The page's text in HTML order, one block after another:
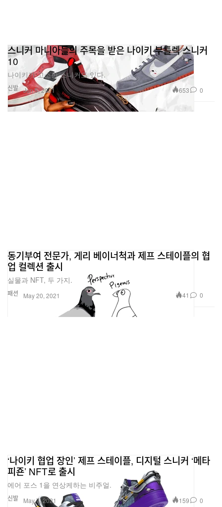
신발
스니커 마니아들의 주목을 받은 나이키 부틀렉 스니커
10
나이키가 고소한 스니커도 있다.
Jun 5, 2021 653 0
패션
동기부여 전문가, 게리 베이너척과 제프 스테이플의 협
업 컬렉션 출시
실물과 NFT, 두 가지.
May 20, 2021 41 0
신발
‘나이키 협업 장인’ 제프 스테이플, 디지털 스니커 ‘메타
피죤’ NFT로 출시
에어 포스 1을 연상케하는 비주얼.
May 7, 2021 159 0